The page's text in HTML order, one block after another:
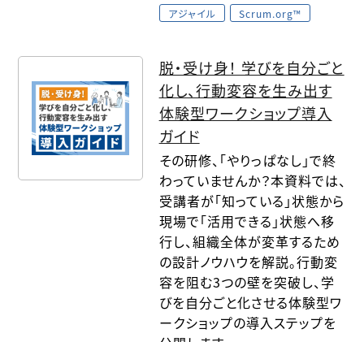
アジャイル Scrum.org™
脱・受け身！ 学びを自分ごと
化し、行動変容を生み出す
体験型ワークショップ導入
ガイド
その研修、「やりっぱなし」で終
わっていませんか？本資料では、
受講者が「知っている」状態から
現場で「活用できる」状態へ移
行し、組織全体が変革するため
の設計ノウハウを解説。行動変
容を阻む3つの壁を突破し、学
びを自分ごと化させる体験型ワ
ークショップの導入ステップを